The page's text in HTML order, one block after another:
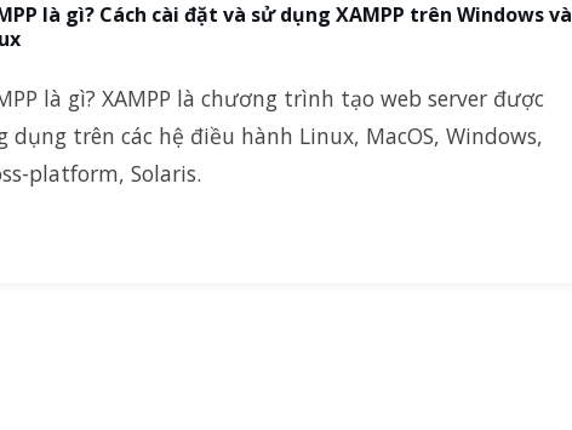
là gì? Cách cài đặt và sử dụng XAMPP trên Windows và
là gì? XAMPP là chương trình tạo web server được
dụng trên các hệ điều hành Linux, MacOS, Windows,
platform, Solaris.